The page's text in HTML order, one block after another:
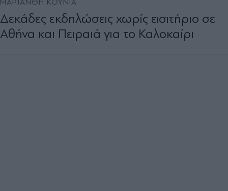
ΜΑΡΙΑΝΘΗ ΚΟΥΝΙΑ
Δεκάδες εκδηλώσεις χωρίς εισιτήριο σε
Αθήνα και Πειραιά για το Καλοκαίρι